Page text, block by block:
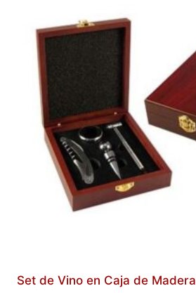
Set de Vino en Caja de Madera